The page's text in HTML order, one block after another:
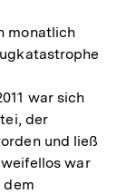
monatlich
war sich
der
und ließ
war
dem